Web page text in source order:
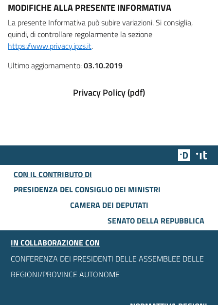
MODIFICHE ALLA PRESENTE INFORMATIVA
La presente Informativa può subire variazioni. Si consiglia,
quindi, di controllare regolarmente la sezione
https://www.privacy.ipzs.it.
Ultimo aggiornamento:03.10.2019
Privacy Policy (pdf)
Team
CON IL CONTRIBUTO DI
PRESIDENZA DEL CONSIGLIO DEI MINISTRI
CAMERA DEI DEPUTATI
SENATO DELLA REPUBBLICA
IN COLLABORAZIONE CON
CONFERENZA DEI PRESIDENTI DELLE ASSEMBLEE DELLE
REGIONI/PROVINCE AUTONOME